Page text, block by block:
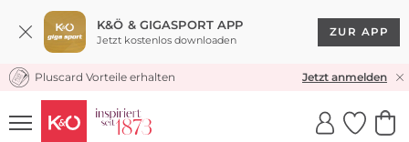
K&Ö & GIGASPORT APP
Jetzt kostenlos downloaden
ZUR APP
KOSTENLOSER VERSAND* & RÜCKVERSAND
Pluscard Vorteile erhalten Jetzt anmelden
UNSERE APP
CLICK &